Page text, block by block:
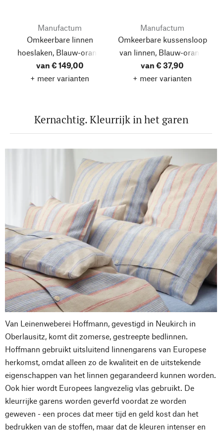
Manufactum
Omkeerbare linnen
hoeslaken, Blauw-oranje
van € 149,00
+ meer varianten
Manufactum
Omkeerbare kussensloop
van linnen, Blauw-oranje
van € 37,90
+ meer varianten
Kernachtig. Kleurrijk in het garen
Van Leinenweberei Hoffmann, gevestigd in Neukirch in
Oberlausitz, komt dit zomerse, gestreepte bedlinnen.
Hoffmann gebruikt uitsluitend linnengarens van Europese
herkomst, omdat alleen zo de kwaliteit en de uitstekende
eigenschappen van het linnen gegarandeerd kunnen worden.
Ook hier wordt Europees langvezelig vlas gebruikt. De
kleurrijke garens worden geverfd voordat ze worden
geweven - een proces dat meer tijd en geld kost dan het
bedrukken van de stoffen, maar dat de kleuren intenser en